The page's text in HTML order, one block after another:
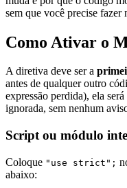
sem que você precise fazer
Como Ativar o
A diretiva deve ser a
antes de qualquer outro
expressão perdida), ela
ignorada, sem nenhum
Script ou módulo
Coloque "use strict";
abaixo: